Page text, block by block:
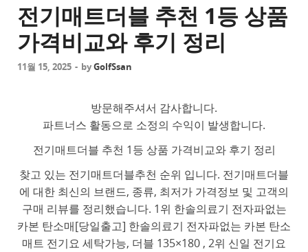
전기매트더블 추천 1등 상품
가격비교와 후기 정리
11월 15, 2025 - byGolfSsan
방문해주셔서 감사합니다.
파트너스 활동으로 소정의 수익이 발생합니다.
전기매트더블 추천 1등 상품 가격비교와 후기 정리
찾고 있는 전기매트더블추천 순위 입니다. 전기매트더블
에 대한 최신의 브랜드, 종류, 최저가 가격정보 및 고객의
구매 리뷰를 정리했습니다. 1위 한솔의료기 전자파없는
카본 탄소매[당일출고] 한솔의료기 전자파없는 카본 탄소
매트 전기요 세탁가능, 더블 135×180 , 2위 신일 전기요